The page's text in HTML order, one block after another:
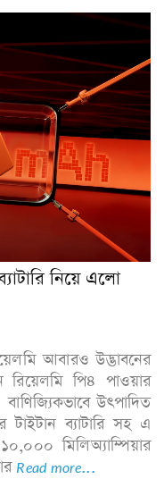
নিয়ে এলো
আবারও উদ্ভাবনের
রিয়েলমি পি৪ পাওয়ার
উৎপাদিত
টাইটান ব্যাটারি সহ এ
মিলিঅ্যাম্পিয়ার
Read more...